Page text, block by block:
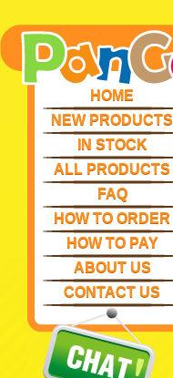
HOME
NEW PRODUCTS
IN STOCK
ALL PRODUCTS
FAQ
HOW TO ORDER
HOW TO PAY
ABOUT US
CONTACT US